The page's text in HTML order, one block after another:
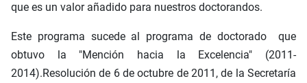
que es un valor añadido para nuestros doctorandos.
Este programa sucede al programa de doctorado que
obtuvo la "Mención hacia la Excelencia" (2011-
2014).Resolución de 6 de octubre de 2011, de la Secretaría